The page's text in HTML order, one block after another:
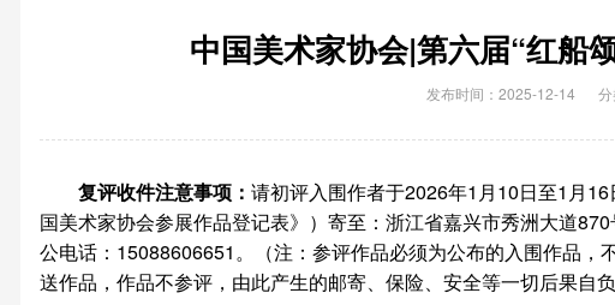
中国美术家协会|第六届“红船
发布时间：2025-12-14 分
复评收件注意事项： 请初评入围作者于2026年1月10日至1月
国美术家协会参展作品登记表》）寄至：浙江省嘉兴市秀洲大道
公电话：15088606651。（注：参评作品必须为公布的入围作品
送作品，作品不参评，由此产生的邮寄、保险、安全等一切后果自负